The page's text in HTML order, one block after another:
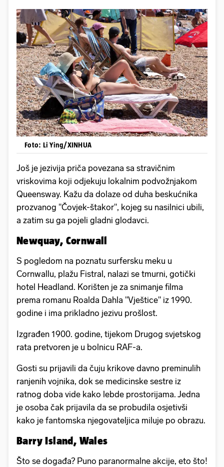
Foto: Li Ying/XINHUA
Još je jezivija priča povezana sa stravičnim
vriskovima koji odjekuju lokalnim podvožnjakom
Queensway. Kažu da dolaze od duha beskućnika
prozvanog "Čovjek-štakor", kojeg su nasilnici ubili,
a zatim su ga pojeli gladni glodavci.
Newquay, Cornwall
S pogledom na poznatu surfersku meku u
Cornwallu, plažu Fistral, nalazi se tmurni, gotički
hotel Headland. Korišten je za snimanje filma
prema romanu Roalda Dahla "Vještice" iz 1990.
godine i ima prikladno jezivu prošlost.
Izgrađen 1900. godine, tijekom Drugog svjetskog
rata pretvoren je u bolnicu RAF-a.
Gosti su prijavili da čuju krikove davno preminulih
ranjenih vojnika, dok se medicinske sestre iz
ratnog doba vide kako lebde prostorijama. Jedna
je osoba čak prijavila da se probudila osjetivši
kako je fantomska njegovateljica miluje po obrazu.
Barry Island, Wales
Što se događa? Puno paranormalne akcije, eto što!